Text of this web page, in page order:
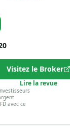
Visitez le Broker
Lire la revue
avec ce